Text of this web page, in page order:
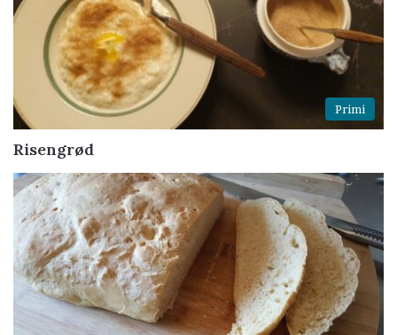
Primi
Risengrød